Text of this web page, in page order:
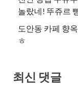
놀랐네! 뚜쥬르
도안동 카페 향
ㅎ
최신 댓글